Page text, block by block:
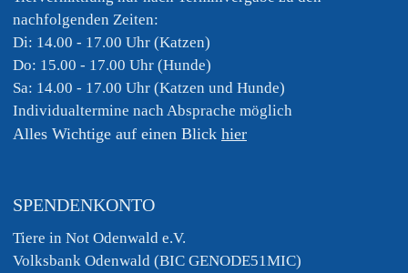
nachfolgenden Zeiten:
Di: 14.00 - 17.00 Uhr (Katzen)
Do: 15.00 - 17.00 Uhr (Hunde)
Sa: 14.00 - 17.00 Uhr (Katzen und Hunde)
Individualtermine nach Absprache möglich
Alles Wichtige auf einen Blick hier
SPENDENKONTO
Tiere in Not Odenwald e.V.
Volksbank Odenwald (BIC GENODE51MIC)